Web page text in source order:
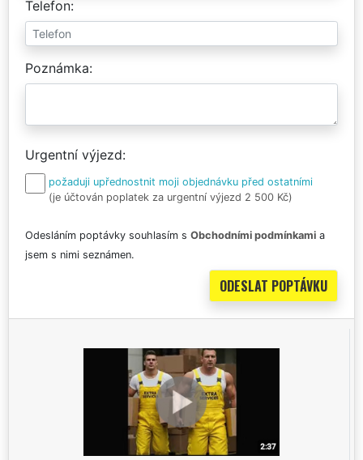
Telefon
Poznámka
Urgentní výjezd
požaduji upřednostnit moji objednávku před ostatními
(je účtován poplatek za urgentní výjezd 2 500 Kč)
Odesláním poptávky souhlasím s Obchodními podmínkami a
jsem s nimi seznámen.